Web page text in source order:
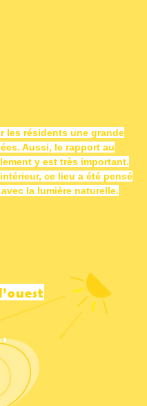
les résidents une grande
Aussi, le rapport au
y est très important.
ce lieu a été pensé
la lumière naturelle.